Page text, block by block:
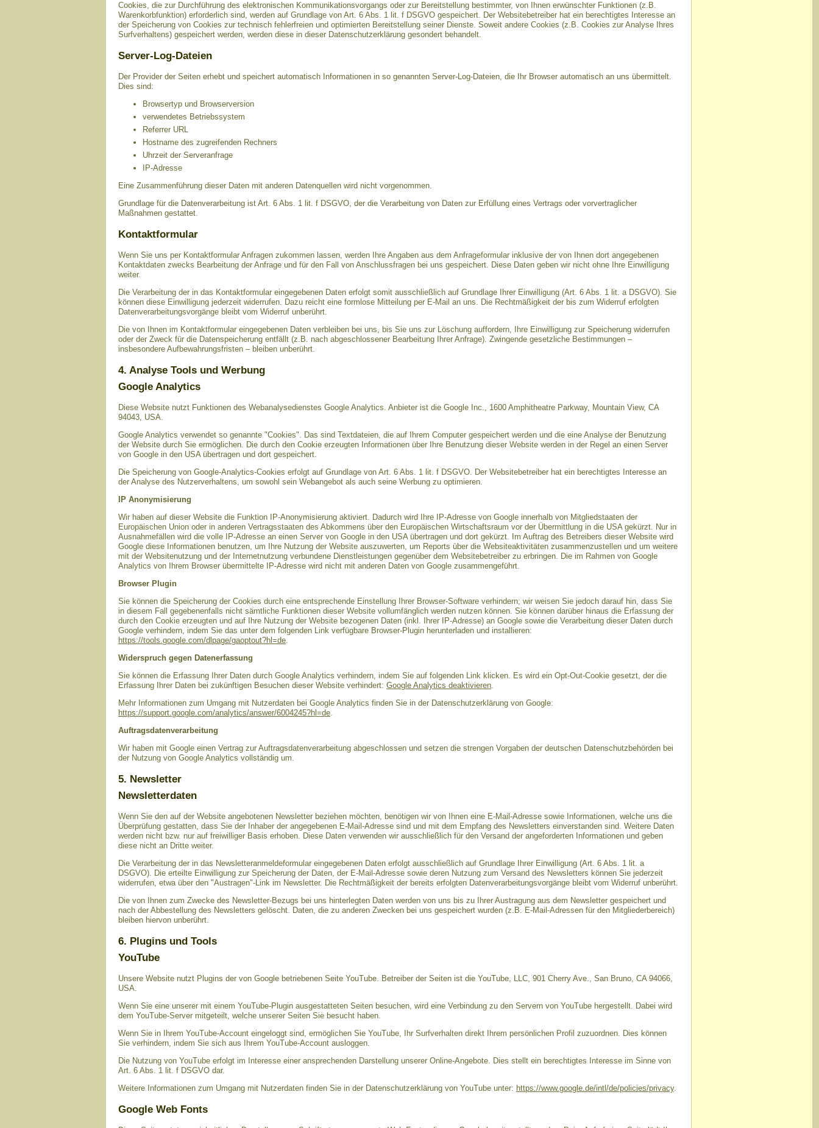
Cookies, die zur Durchführung des elektronischen Kommunikationsvorgangs oder zur Bereitstellung bestimmter, von Ihnen erwünschter Funktionen (z.B.
Warenkorbfunktion) erforderlich sind, werden auf Grundlage von Art. 6 Abs. 1 lit. f DSGVO gespeichert. Der Websitebetreiber hat ein berechtigtes Interesse an
der Speicherung von Cookies zur technisch fehlerfreien und optimierten Bereitstellung seiner Dienste. Soweit andere Cookies (z.B. Cookies zur Analyse Ihres
Surfverhaltens) gespeichert werden, werden diese in dieser Datenschutzerklärung gesondert behandelt.
Server-Log-Dateien
Der Provider der Seiten erhebt und speichert automatisch Informationen in so genannten Server-Log-Dateien, die Ihr Browser automatisch an uns übermittelt.
Dies sind:
Browsertyp und Browserversion
verwendetes Betriebssystem
Referrer URL
Hostname des zugreifenden Rechners
Uhrzeit der Serveranfrage
IP-Adresse
Eine Zusammenführung dieser Daten mit anderen Datenquellen wird nicht vorgenommen.
Grundlage für die Datenverarbeitung ist Art. 6 Abs. 1 lit. f DSGVO, der die Verarbeitung von Daten zur Erfüllung eines Vertrags oder vorvertraglicher
Maßnahmen gestattet.
Kontaktformular
Wenn Sie uns per Kontaktformular Anfragen zukommen lassen, werden Ihre Angaben aus dem Anfrageformular inklusive der von Ihnen dort angegebenen
Kontaktdaten zwecks Bearbeitung der Anfrage und für den Fall von Anschlussfragen bei uns gespeichert. Diese Daten geben wir nicht ohne Ihre Einwilligung
weiter.
Die Verarbeitung der in das Kontaktformular eingegebenen Daten erfolgt somit ausschließlich auf Grundlage Ihrer Einwilligung (Art. 6 Abs. 1 lit. a DSGVO). Sie
können diese Einwilligung jederzeit widerrufen. Dazu reicht eine formlose Mitteilung per E-Mail an uns. Die Rechtmäßigkeit der bis zum Widerruf erfolgten
Datenverarbeitungsvorgänge bleibt vom Widerruf unberührt.
Die von Ihnen im Kontaktformular eingegebenen Daten verbleiben bei uns, bis Sie uns zur Löschung auffordern, Ihre Einwilligung zur Speicherung widerrufen
oder der Zweck für die Datenspeicherung entfällt (z.B. nach abgeschlossener Bearbeitung Ihrer Anfrage). Zwingende gesetzliche Bestimmungen –
insbesondere Aufbewahrungsfristen – bleiben unberührt.
4. Analyse Tools und Werbung
Google Analytics
Diese Website nutzt Funktionen des Webanalysedienstes Google Analytics. Anbieter ist die Google Inc., 1600 Amphitheatre Parkway, Mountain View, CA
94043, USA.
Google Analytics verwendet so genannte "Cookies". Das sind Textdateien, die auf Ihrem Computer gespeichert werden und die eine Analyse der Benutzung
der Website durch Sie ermöglichen. Die durch den Cookie erzeugten Informationen über Ihre Benutzung dieser Website werden in der Regel an einen Server
von Google in den USA übertragen und dort gespeichert.
Die Speicherung von Google-Analytics-Cookies erfolgt auf Grundlage von Art. 6 Abs. 1 lit. f DSGVO. Der Websitebetreiber hat ein berechtigtes Interesse an
der Analyse des Nutzerverhaltens, um sowohl sein Webangebot als auch seine Werbung zu optimieren.
IP Anonymisierung
Wir haben auf dieser Website die Funktion IP-Anonymisierung aktiviert. Dadurch wird Ihre IP-Adresse von Google innerhalb von Mitgliedstaaten der
Europäischen Union oder in anderen Vertragsstaaten des Abkommens über den Europäischen Wirtschaftsraum vor der Übermittlung in die USA gekürzt. Nur in
Ausnahmefällen wird die volle IP-Adresse an einen Server von Google in den USA übertragen und dort gekürzt. Im Auftrag des Betreibers dieser Website wird
Google diese Informationen benutzen, um Ihre Nutzung der Website auszuwerten, um Reports über die Websiteaktivitäten zusammenzustellen und um weitere
mit der Websitenutzung und der Internetnutzung verbundene Dienstleistungen gegenüber dem Websitebetreiber zu erbringen. Die im Rahmen von Google
Analytics von Ihrem Browser übermittelte IP-Adresse wird nicht mit anderen Daten von Google zusammengeführt.
Browser Plugin
Sie können die Speicherung der Cookies durch eine entsprechende Einstellung Ihrer Browser-Software verhindern; wir weisen Sie jedoch darauf hin, dass Sie
in diesem Fall gegebenenfalls nicht sämtliche Funktionen dieser Website vollumfänglich werden nutzen können. Sie können darüber hinaus die Erfassung der
durch den Cookie erzeugten und auf Ihre Nutzung der Website bezogenen Daten (inkl. Ihrer IP-Adresse) an Google sowie die Verarbeitung dieser Daten durch
Google verhindern, indem Sie das unter dem folgenden Link verfügbare Browser-Plugin herunterladen und installieren:
https://tools.google.com/dlpage/gaoptout?hl=de.
Widerspruch gegen Datenerfassung
Sie können die Erfassung Ihrer Daten durch Google Analytics verhindern, indem Sie auf folgenden Link klicken. Es wird ein Opt-Out-Cookie gesetzt, der die
Erfassung Ihrer Daten bei zukünftigen Besuchen dieser Website verhindert: Google Analytics deaktivieren.
Mehr Informationen zum Umgang mit Nutzerdaten bei Google Analytics finden Sie in der Datenschutzerklärung von Google:
https://support.google.com/analytics/answer/6004245?hl=de.
Auftragsdatenverarbeitung
Wir haben mit Google einen Vertrag zur Auftragsdatenverarbeitung abgeschlossen und setzen die strengen Vorgaben der deutschen Datenschutzbehörden bei
der Nutzung von Google Analytics vollständig um.
5. Newsletter
Newsletterdaten
Wenn Sie den auf der Website angebotenen Newsletter beziehen möchten, benötigen wir von Ihnen eine E-Mail-Adresse sowie Informationen, welche uns die
Überprüfung gestatten, dass Sie der Inhaber der angegebenen E-Mail-Adresse sind und mit dem Empfang des Newsletters einverstanden sind. Weitere Daten
werden nicht bzw. nur auf freiwilliger Basis erhoben. Diese Daten verwenden wir ausschließlich für den Versand der angeforderten Informationen und geben
diese nicht an Dritte weiter.
Die Verarbeitung der in das Newsletteranmeldeformular eingegebenen Daten erfolgt ausschließlich auf Grundlage Ihrer Einwilligung (Art. 6 Abs. 1 lit. a
DSGVO). Die erteilte Einwilligung zur Speicherung der Daten, der E-Mail-Adresse sowie deren Nutzung zum Versand des Newsletters können Sie jederzeit
widerrufen, etwa über den "Austragen"-Link im Newsletter. Die Rechtmäßigkeit der bereits erfolgten Datenverarbeitungsvorgänge bleibt vom Widerruf unberührt.
Die von Ihnen zum Zwecke des Newsletter-Bezugs bei uns hinterlegten Daten werden von uns bis zu Ihrer Austragung aus dem Newsletter gespeichert und
nach der Abbestellung des Newsletters gelöscht. Daten, die zu anderen Zwecken bei uns gespeichert wurden (z.B. E-Mail-Adressen für den Mitgliederbereich)
bleiben hiervon unberührt.
6. Plugins und Tools
YouTube
Unsere Website nutzt Plugins der von Google betriebenen Seite YouTube. Betreiber der Seiten ist die YouTube, LLC, 901 Cherry Ave., San Bruno, CA 94066,
USA.
Wenn Sie eine unserer mit einem YouTube-Plugin ausgestatteten Seiten besuchen, wird eine Verbindung zu den Servern von YouTube hergestellt. Dabei wird
dem YouTube-Server mitgeteilt, welche unserer Seiten Sie besucht haben.
Wenn Sie in Ihrem YouTube-Account eingeloggt sind, ermöglichen Sie YouTube, Ihr Surfverhalten direkt Ihrem persönlichen Profil zuzuordnen. Dies können
Sie verhindern, indem Sie sich aus Ihrem YouTube-Account ausloggen.
Die Nutzung von YouTube erfolgt im Interesse einer ansprechenden Darstellung unserer Online-Angebote. Dies stellt ein berechtigtes Interesse im Sinne von
Art. 6 Abs. 1 lit. f DSGVO dar.
Weitere Informationen zum Umgang mit Nutzerdaten finden Sie in der Datenschutzerklärung von YouTube unter: https://www.google.de/intl/de/policies/privacy.
Google Web Fonts